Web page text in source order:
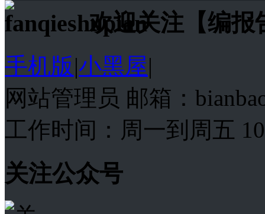
欢迎关注【编报
手机版|小黑屋|
网站管理员 邮箱：
工作时间：周一到周五
关注公众号